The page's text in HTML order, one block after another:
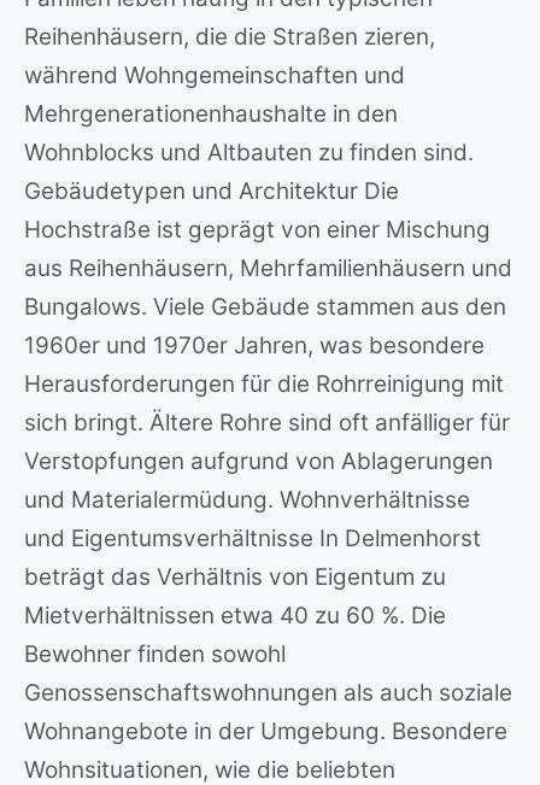
Reihenhäusern, die die Straßen zieren,
während Wohngemeinschaften und
Mehrgenerationenhaushalte in den
Wohnblocks und Altbauten zu finden sind.
Gebäudetypen und Architektur Die
Hochstraße ist geprägt von einer Mischung
aus Reihenhäusern, Mehrfamilienhäusern und
Bungalows. Viele Gebäude stammen aus den
1960er und 1970er Jahren, was besondere
Herausforderungen für die Rohrreinigung mit
sich bringt. Ältere Rohre sind oft anfälliger für
Verstopfungen aufgrund von Ablagerungen
und Materialermüdung. Wohnverhältnisse
und Eigentumsverhältnisse In Delmenhorst
beträgt das Verhältnis von Eigentum zu
Mietverhältnissen etwa 40 zu 60 %. Die
Bewohner finden sowohl
Genossenschaftswohnungen als auch soziale
Wohnangebote in der Umgebung. Besondere
Wohnsituationen, wie die beliebten